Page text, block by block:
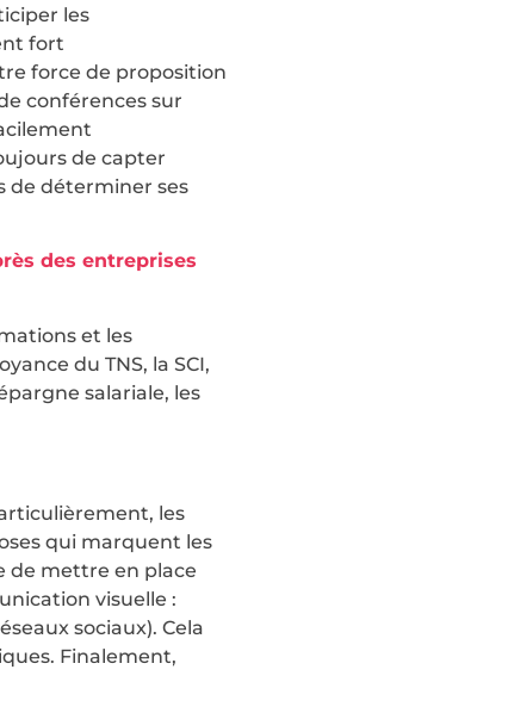
les
fort
force de proposition
conférences sur
de capter
de déterminer ses
des entreprises
et les
du TNS, la SCI,
salariale, les
les
qui marquent les
de mettre en place
visuelle :
sociaux). Cela
Finalement,